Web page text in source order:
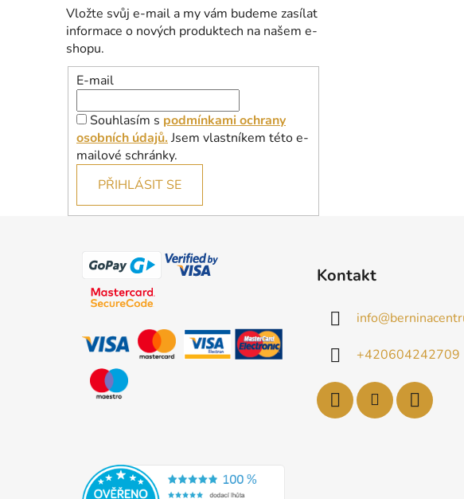
Vložte svůj e-mail a my vám budeme zasílat
informace o nových produktech na našem e-
shopu.
E-mail
Souhlasím s podmínkami ochrany
osobních údajů. Jsem vlastníkem této e-
mailové schránky.
PŘIHLÁSIT SE
Kontakt
info@
+420604242709